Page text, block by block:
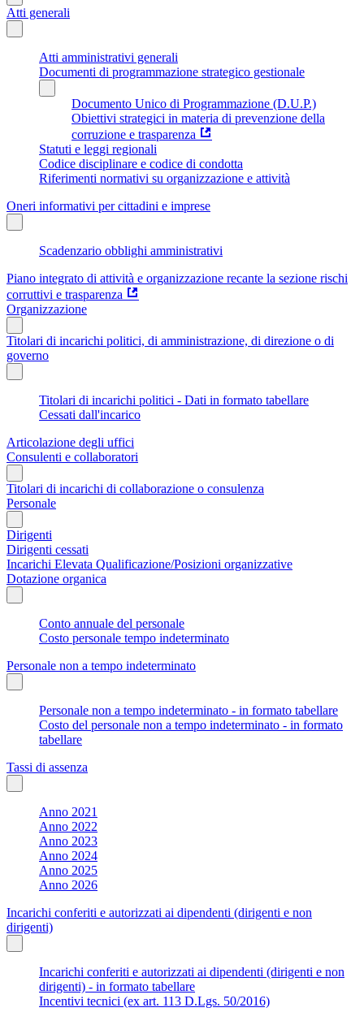
Atti generali
Atti amministrativi generali
Documenti di programmazione strategico gestionale
Documento Unico di Programmazione (D.U.P.)
Obiettivi strategici in materia di prevenzione della
corruzione e trasparenza
Statuti e leggi regionali
Codice disciplinare e codice di condotta
Riferimenti normativi su organizzazione e attività
Oneri informativi per cittadini e imprese
Scadenzario obblighi amministrativi
Piano integrato di attività e organizzazione recante la sezione rischi
corruttivi e trasparenza
Organizzazione
Titolari di incarichi politici, di amministrazione, di direzione o di
governo
Titolari di incarichi politici - Dati in formato tabellare
Cessati dall'incarico
Articolazione degli uffici
Consulenti e collaboratori
Titolari di incarichi di collaborazione o consulenza
Personale
Dirigenti
Dirigenti cessati
Incarichi Elevata Qualificazione/Posizioni organizzative
Dotazione organica
Conto annuale del personale
Costo personale tempo indeterminato
Personale non a tempo indeterminato
Personale non a tempo indeterminato - in formato tabellare
Costo del personale non a tempo indeterminato - in formato
tabellare
Tassi di assenza
Anno 2021
Anno 2022
Anno 2023
Anno 2024
Anno 2025
Anno 2026
Incarichi conferiti e autorizzati ai dipendenti (dirigenti e non
dirigenti)
Incarichi conferiti e autorizzati ai dipendenti (dirigenti e non
dirigenti) - in formato tabellare
Incentivi tecnici (ex art. 113 D.Lgs. 50/2016)